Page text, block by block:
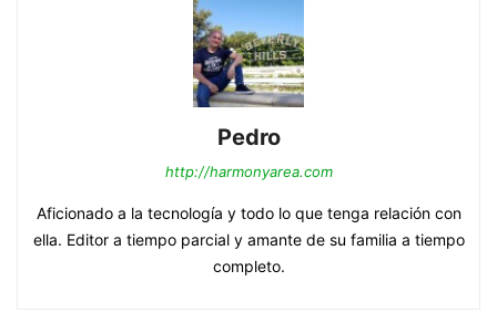
Pedro
http://harmonyarea.com
Aficionado a la tecnología y todo lo que tenga relación con
ella. Editor a tiempo parcial y amante de su familia a tiempo
completo.